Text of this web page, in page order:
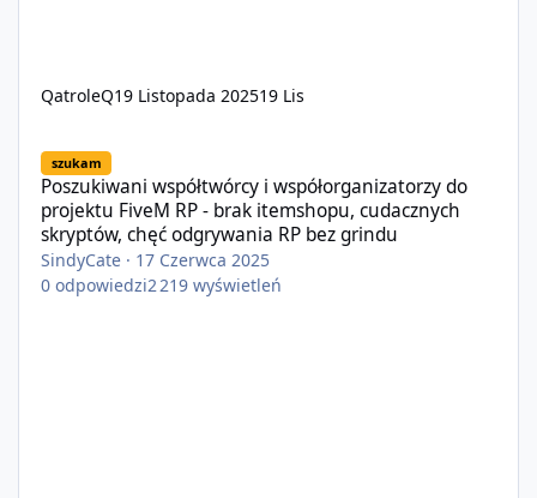
QatroleQ19 Listopada 202519 Lis
szukam
Poszukiwani współtwórcy i współorganizatorzy do
projektu FiveM RP - brak itemshopu, cudacznych
skryptów, chęć odgrywania RP bez grindu
SindyCate · 17 Czerwca 2025
0 odpowiedzi2 219 wyświetleń